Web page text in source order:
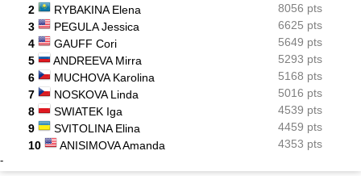
2
RYBAKINA Elena
8056 pts
3
PEGULA Jessica
6625 pts
4
GAUFF Cori
5649 pts
5
ANDREEVA Mirra
5293 pts
6
MUCHOVA Karolina
5168 pts
7
NOSKOVA Linda
5016 pts
8
SWIATEK Iga
4539 pts
9
SVITOLINA Elina
4459 pts
10
ANISIMOVA Amanda 4353 pts
-